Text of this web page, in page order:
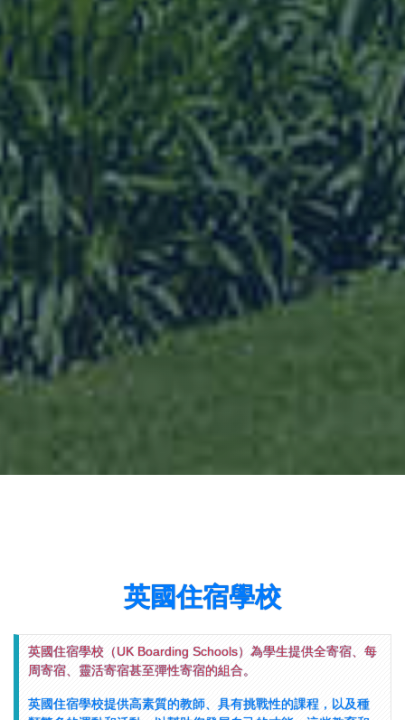
英國住宿學校
英國住宿學校（UK Boarding Schools）為學生提供全寄宿、每
周寄宿、靈活寄宿甚至彈性寄宿的組合。
英國住宿學校提供高素質的教師、具有挑戰性的課程，以及種